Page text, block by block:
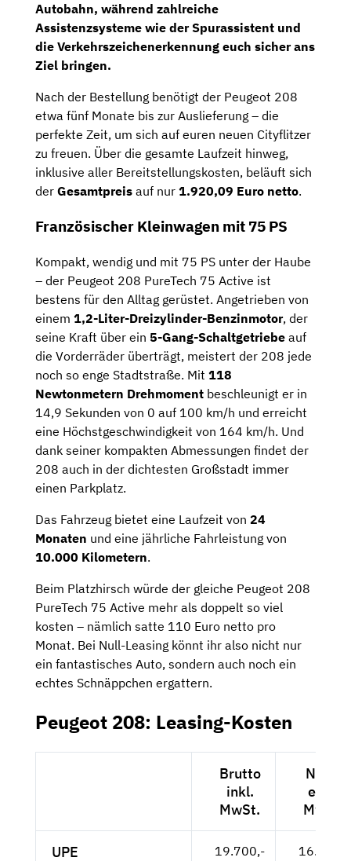
Autobahn, während zahlreiche
Assistenzsysteme wie derSpurassistent und
die Verkehrszeichenerkennung euch sicher ans
Ziel bringen.
Nach der Bestellung benötigt der Peugeot 208
etwa fünf Monate bis zur Auslieferung – die
perfekte Zeit, um sich auf euren neuen Cityflitzer
zu freuen. Über die gesamte Laufzeit hinweg,
inklusive aller Bereitstellungskosten, beläuft sich
der Gesamtpreis auf nur 1.920,09 Euro netto.
Französischer Kleinwagen mit 75 PS
Kompakt, wendig und mit 75 PS unter der Haube
– der Peugeot 208 PureTech 75 Active ist
bestens für den Alltag gerüstet. Angetrieben von
einem 1,2-Liter-Dreizylinder-Benzinmotor, der
seine Kraft über ein 5-Gang-Schaltgetriebe auf
die Vorderräder überträgt, meistert der 208 jede
noch so enge Stadtstraße. Mit 118
Newtonmetern Drehmoment beschleunigt er in
14,9 Sekunden von 0 auf 100 km/h und erreicht
eine Höchstgeschwindigkeit von 164 km/h. Und
dank seiner kompakten Abmessungen findet der
208 auch in der dichtesten Großstadt immer
einen Parkplatz.
Das Fahrzeug bietet eine Laufzeit von 24
Monaten und eine jährliche Fahrleistung von
10.000 Kilometern.
Beim Platzhirsch würde der gleiche Peugeot 208
PureTech 75 Active mehr als doppelt so viel
kosten – nämlich satte 110 Euro netto pro
Monat. Bei Null-Leasing könnt ihr also nicht nur
ein fantastisches Auto, sondern auch noch ein
echtes Schnäppchen ergattern.
Peugeot 208: Leasing-Kosten
Brutto
inkl.
MwSt.
Netto
exkl.
MwSt.
UPE
19.700,-
16.555,-